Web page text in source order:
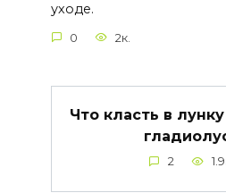
уходе.
0 2к.
Что класть в
2